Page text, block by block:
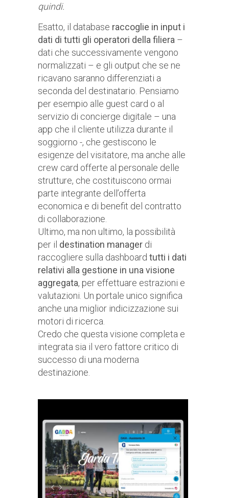
quindi.
Esatto, il database raccoglie in input i
dati di tutti gli operatori della filiera –
dati che successivamente vengono
normalizzati – e gli output che se ne
ricavano saranno differenziati a
seconda del destinatario. Pensiamo
per esempio alle guest card o al
servizio di concierge digitale – una
app che il cliente utilizza durante il
soggiorno -, che gestiscono le
esigenze del visitatore, ma anche alle
crew card offerte al personale delle
strutture, che costituiscono ormai
parte integrante dell’offerta
economica e di benefit del contratto
di collaborazione.
Ultimo, ma non ultimo, la possibilità
per il destination manager di
raccogliere sulla dashboard tutti i dati
relativi alla gestione in una visione
aggregata, per effettuare estrazioni e
valutazioni. Un portale unico significa
anche una miglior indicizzazione sui
motori di ricerca.
Credo che questa visione completa e
integrata sia il vero fattore critico di
successo di una moderna
destinazione.